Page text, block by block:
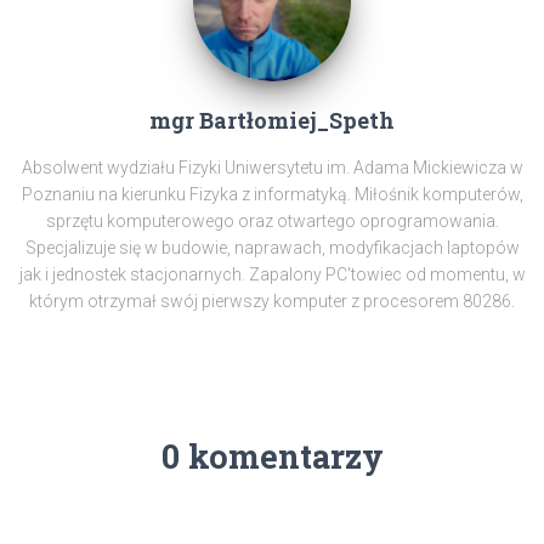
mgr Bartłomiej_Speth
Absolwent wydziału Fizyki Uniwersytetu im. Adama Mickiewicza w
Poznaniu na kierunku Fizyka z informatyką. Miłośnik komputerów,
sprzętu komputerowego oraz otwartego oprogramowania.
Specjalizuje się w budowie, naprawach, modyfikacjach laptopów
jak i jednostek stacjonarnych. Zapalony PC'towiec od momentu, w
którym otrzymał swój pierwszy komputer z procesorem 80286.
0 komentarzy